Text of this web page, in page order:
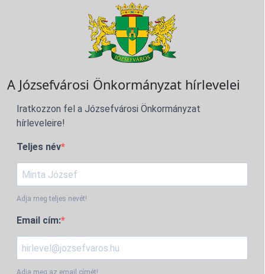
A Józsefvárosi Önkormányzat hírlevelei
Iratkozzon fel a Józsefvárosi Önkormányzat
hírleveleire!
Teljes név
Adja meg teljes nevét!
Email cím: